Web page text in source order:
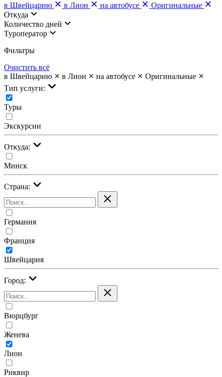
в Швейцарию
в Лион на автобусе
Оригинальные
Откуда
Количество дней
Туроператор
Фильтры
Очистить всё
в Швейцарию
в Лион на автобусе
Оригинальные
Тип услуги:
Туры
Экскурсии
Откуда:
Минск
Страна:
Германия
Франция
Швейцария
Город:
Вюрцбург
Женева
Лион
Риквир